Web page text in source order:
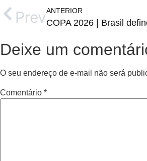
PrevANTERIOR
COPA 2026 | Brasil
Deixe um
O seu endereço de e-mail não será
Comentário *